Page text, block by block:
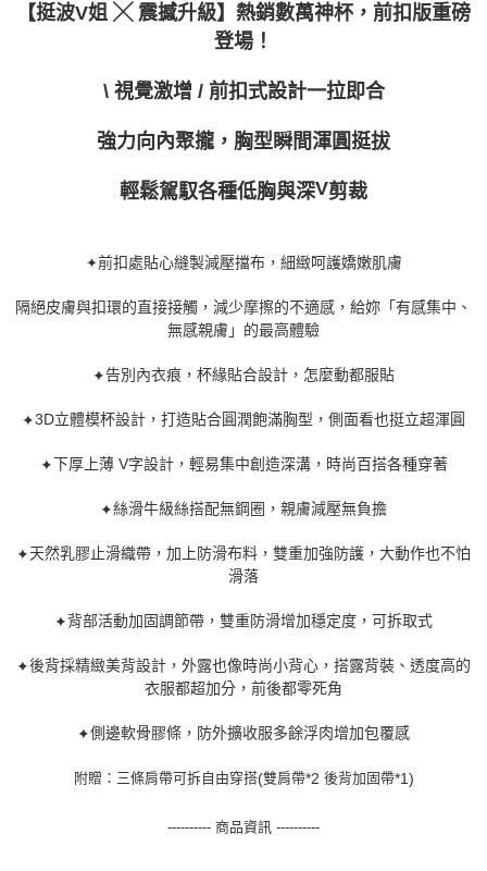
【挺波V姐 ╳ 震撼升級】熱銷數萬神杯，前扣版重磅
登場！
\ 視覺激增 / 前扣式設計一拉即合
強力向內聚攏，胸型瞬間渾圓挺拔
輕鬆駕馭各種低胸與深V剪裁
✦前扣處貼心縫製減壓擋布，細緻呵護嬌嫩肌膚
隔絕皮膚與扣環的直接接觸，減少摩擦的不適感，給妳「有感集中、
無感親膚」的最高體驗
✦告別內衣痕，杯緣貼合設計，怎麼動都服貼
✦3D立體模杯設計，打造貼合圓潤飽滿胸型，側面看也挺立超渾圓
✦下厚上薄 V字設計，輕易集中創造深溝，時尚百搭各種穿著
✦絲滑牛級絲搭配無鋼圈，親膚減壓無負擔
✦天然乳膠止滑織帶，加上防滑布料，雙重加強防護，大動作也不怕
滑落
✦背部活動加固調節帶，雙重防滑增加穩定度，可拆取式
✦後背採精緻美背設計，外露也像時尚小背心，搭露背裝、透度高的
衣服都超加分，前後都零死角
✦側邊軟骨膠條，防外擴收服多餘浮肉增加包覆感
附贈：三條肩帶可拆自由穿搭(雙肩帶*2 後背加固帶*1)
---------- 商品資訊 ----------